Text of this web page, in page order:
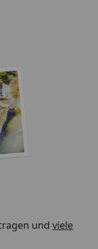
und viele